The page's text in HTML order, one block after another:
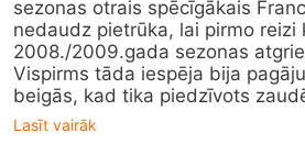
sezonas otrais spēcīgākais
nedaudz pietrūka, lai pirmo reizi
2008./2009.gada sezonas
Vispirms tāda iespēja bija
beigās, kad tika piedzīvots
Lasīt vairāk